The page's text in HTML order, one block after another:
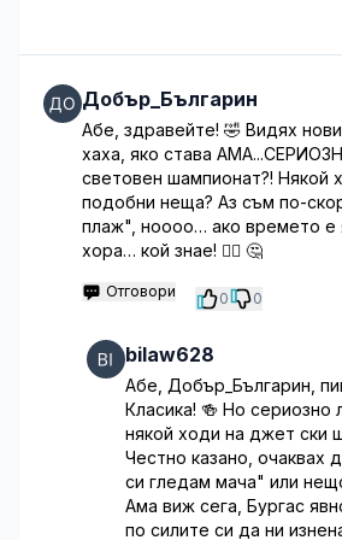
Добър_Българин
Абе, здравейте! 🤣 Видях
хаха, яко става
световен шампионат?! Някой
подобни неща? Аз съм по-
плаж", ноооо… ако времето е
хора… кой знае! 🤷‍♂️ 🤔
Отговори 0 0
bilaw628
Абе, Добър_Българин,
Класика! 🍻 Но сериозно
някой ходи на джет ски
Честно казано, очаквах
си гледам мача" или
Ама виж сега, Бургас
по силите си да ни